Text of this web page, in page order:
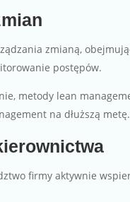
zmianą,
postępów.
metody lean
na dłuższą metę.
firmy aktywnie